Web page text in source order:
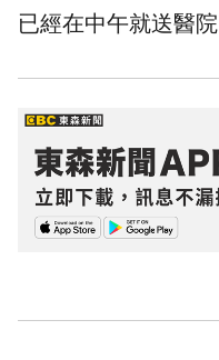
已經在中午就送醫院